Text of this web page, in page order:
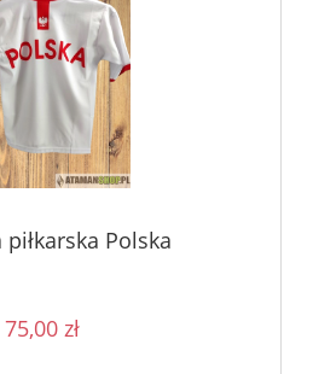
piłkarska Polska
75,00 zł